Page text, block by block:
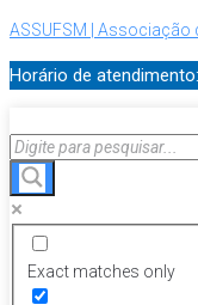
ASSUFSM | Associação
Horário de atendimento:
Exact matches only